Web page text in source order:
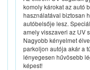
komoly károkat az autó
használatával biztosan
autóbelsője lesz.
amely visszaveri az UV
Nagyobb kényelmet
parkoljon autója akár a
lényegesen hűvösebb
képest!